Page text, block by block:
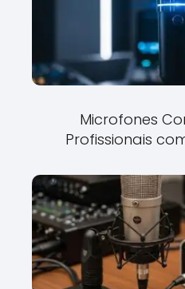
Microfones
Profissionais